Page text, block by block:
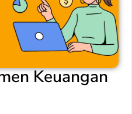
Keuangan